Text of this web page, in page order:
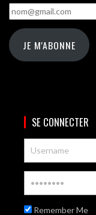
nom@gmail.com
JE M'ABONNE
SE CONNECTER
Remember Me